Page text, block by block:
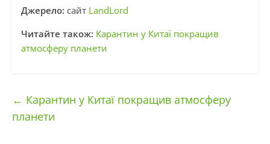
Джерело: сайт LandLord
Читайте також: Карантин у Китаї покращив
атмосферу планети
← Карантин у Китаї покращив атмосферу
планети